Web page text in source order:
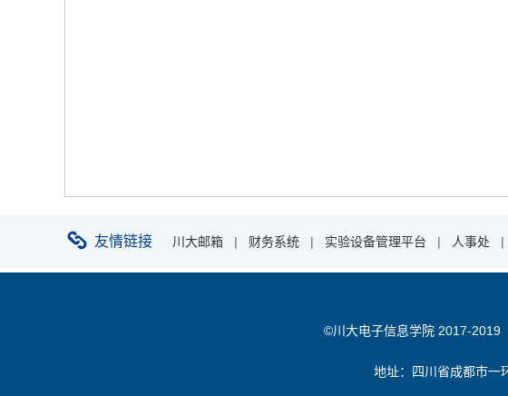
友情链接 川大邮箱 | 财务系统 | 实验设备管理平台 | 人事处 |
©川大电子信息学院 2017-2019
地址：四川省成都市一